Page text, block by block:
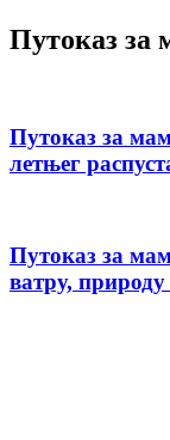
Путоказ за
Путоказ за
летњег
Путоказ за
ватру, природу